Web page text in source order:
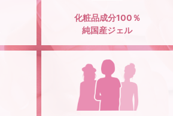
化粧品成分100％
純国産ジェル